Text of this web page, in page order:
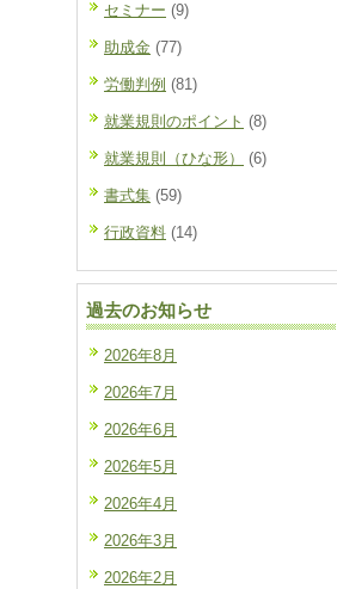
セミナー (9)
助成金 (77)
労働判例 (81)
就業規則のポイント (8)
就業規則（ひな形） (6)
書式集 (59)
行政資料 (14)
過去のお知らせ
2026年8月
2026年7月
2026年6月
2026年5月
2026年4月
2026年3月
2026年2月